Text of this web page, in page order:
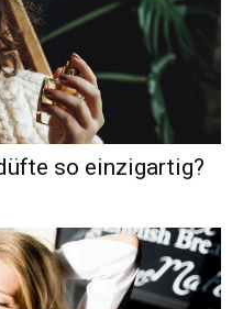
so einzigartig?